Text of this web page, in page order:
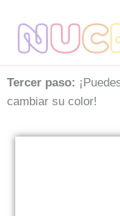
contenido
Tercer paso:
cambiar su color!